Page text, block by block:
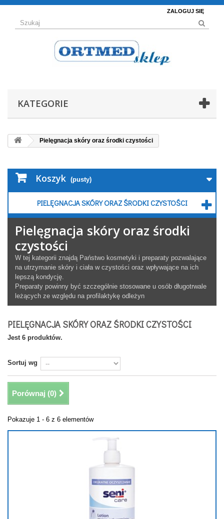
ZALOGUJ SIĘ
KATEGORIE
Pielęgnacja skóry oraz środki czystości
Koszyk (pusty)
PIELĘGNACJA SKÓRY ORAZ ŚRODKI CZYSTOŚCI
Pielęgnacja skóry oraz środki
czystości
W tej kategorii znajdą Państwo kosmetyki i preparaty pozwalające
na utrzymanie skóry i ciała w czystości oraz wpływające na ich
lepszą kondycję.
Preparaty powinny być szczególnie stosowane u osób długotrwale
leżących ze względu na profilaktykę odleżyn
PIELĘGNACJA SKÓRY ORAZ ŚRODKI CZYSTOŚCI
Jest 6 produktów.
Sortuj wg
Porównaj (0)
Pokazuje 1 - 6 z 6 elementów